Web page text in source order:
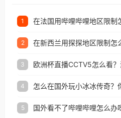
1
2
3
4 怎么在国外玩小冰冰传奇？
5